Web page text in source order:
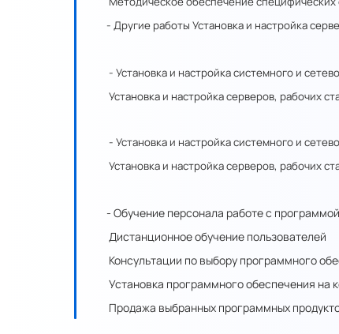
- Другие работы Установка и настройка
- Установка и настройка системного и
Установка и настройка серверов, рабочих
- Установка и настройка системного и
Установка и настройка серверов, рабочих
- Обучение персонала работе с
Дистанционное обучение пользователей
Консультации по выбору программного
Установка программного обеспечения на
Продажа выбранных программных